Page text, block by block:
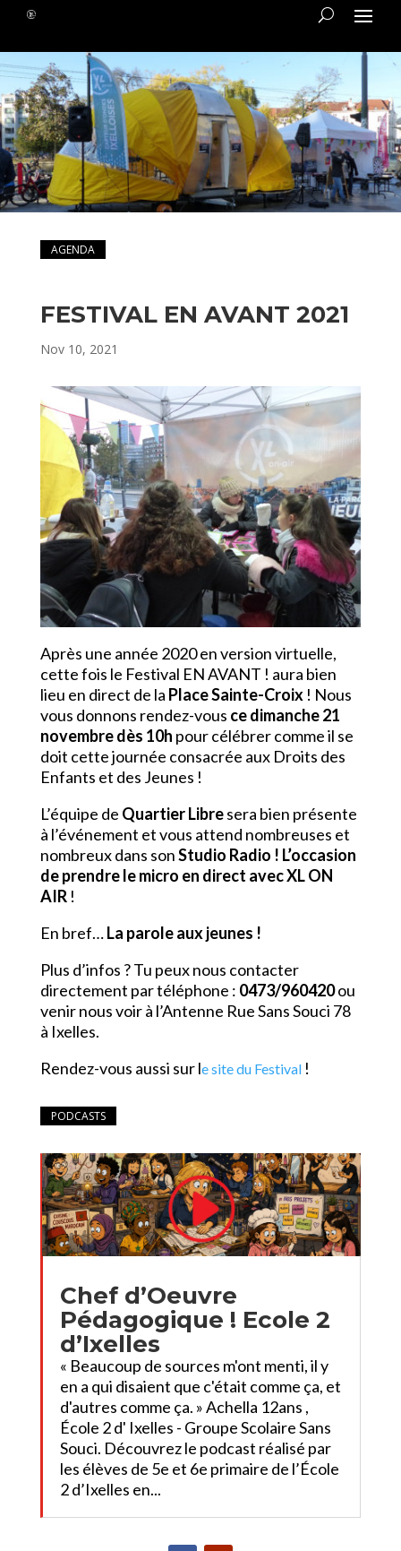
AGENDA
FESTIVAL EN AVANT 2021
Nov 10, 2021
Après une année 2020 en version virtuelle,
cette fois le Festival EN AVANT ! aura bien
lieu en direct de la Place Sainte-Croix! Nous
vous donnons rendez-vous ce dimanche 21
novembre dès 10h pour célébrer comme il se
doit cette journée consacrée aux Droits des
Enfants et des Jeunes !
L’équipe de Quartier Libresera bien présente
à l’événement et vous attend nombreuses et
nombreux dans sonStudio Radio ! L’occasion
de prendre le micro en direct avec XL ON
AIR!
En bref…La parole aux jeunes !
Plus d’infos ? Tu peux nous contacter
directement par téléphone : 0473/960420ou
venir nous voir à l’Antenne Rue Sans Souci 78
à Ixelles.
Rendez-vous aussi sur le site du Festival!
PODCASTS
Chef d’Oeuvre
Pédagogique ! Ecole 2
d’Ixelles
« Beaucoup de sources m'ont menti, il y
en a qui disaient que c'était comme ça, et
d'autres comme ça. » Achella 12ans ,
École 2 d' Ixelles - Groupe Scolaire Sans
Souci. Découvrez le podcast réalisé par
les élèves de 5e et 6e primaire de l’École
2 d’Ixelles en...